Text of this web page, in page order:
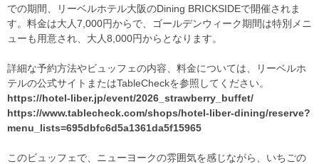
での期間、リーベルホテル大阪のDining BRICKSIDEで開催されま
す。料金は大人7,000円からで、ゴールデンウィーク期間は特別メニ
ューも用意され、大人8,000円からとなります。
詳細な予約方法やビュッフェの内容、料金については、リーベルホ
テルの公式サイトまたはTableCheckを参照してください。
https://hotel-liber.jp/event/2026_strawberry_buffet/
https://www.tablecheck.com/shops/hotel-liber-dining/reserve?
menu_lists=695dbfc6d5a1361da5f15965
このビュッフェで、ニューヨークの雰囲気を感じながら、いちごの